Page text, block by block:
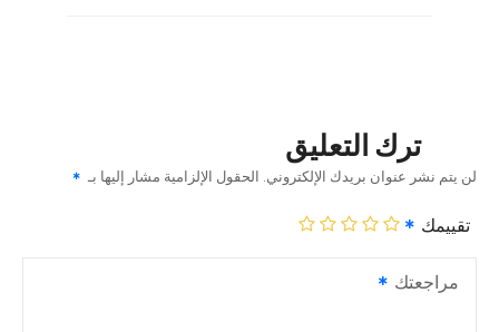
ترك التعليق
لن يتم نشر عنوان بريدك الإلكتروني. الحقول الإلزامية مشار إليها بـ
تقييمك
مراجعتك